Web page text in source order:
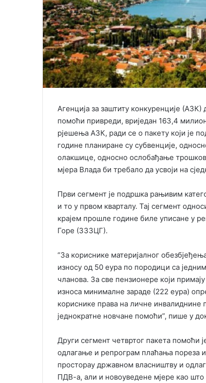
Агенција за заштиту конкуренције
помоћи привреди, вриједан 163,4
рјешења АЗК, ради се о пакету који је
године планиране су субвенције,
олакшице, односно ослобађање
мјера Влада би требало да усвоји на
Први сегмент је подршка рањивим
и то у првом кварталу. Тај сегмент
крајем прошле године биле уписане у
Горе (ЗЗЗЦГ).
“За кориснике материјалног
износу од 50 еура по породици са
чланова. За све пензионере који
износа минималне зараде (222 еура)
кориснике права на личне инвалиднине
једнократне новчане помоћи”, пише у
Други сегмент четвртог пакета помоћи
одлагање и репрограм плаћања пореза
просторау државном власништву и
ПДВ-а, али и новоуведене мјере као